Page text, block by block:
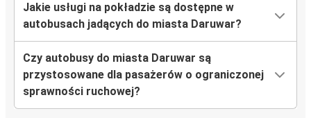
Jakie usługi na pokładzie są dostępne w
autobusach jadących do miasta Daruwar?
Czy autobusy do miasta Daruwar są
przystosowane dla pasażerów o ograniczonej
sprawności ruchowej?